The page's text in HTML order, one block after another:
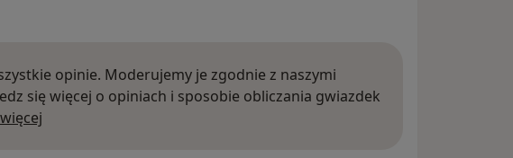
opinie. Moderujemy je zgodnie z naszymi
się więcej o opiniach i sposobie obliczania gwiazdek